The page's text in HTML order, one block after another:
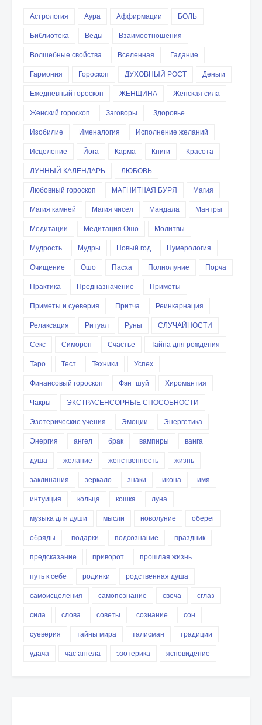
Астрология Аура Аффирмации
БОЛЬ
Библиотека
Веды
Взаимоотношения
Волшебные свойства
Вселенная
Гадание
Гармония
Гороскоп ДУХОВНЫЙ РОСТ
Деньги
Ежедневный гороскоп
ЖЕНЩИНА
Женская сила
Женский гороскоп
Заговоры
Здоровье
Изобилие
Именалогия
Исполнение желаний
Исцеление
Йога Карма Книги
Красота
ЛУННЫЙ КАЛЕНДАРЬ
ЛЮБОВЬ
Любовный гороскоп
МАГНИТНАЯ БУРЯ
Магия
Магия камней
Магия чисел Мандала
Мантры
Медитации
Медитация Ошо
Молитвы
Мудрость
Мудры Новый год
Нумерология
Очищение
Ошо Пасха Полнолуние
Порча
Практика
Предназначение
Приметы
Приметы и суеверия
Притча
Реинкарнация
Релаксация
Ритуал Руны
СЛУЧАЙНОСТИ
Секс
Симорон Счастье
Тайна дня рождения
Таро
Тест Техники
Успех
Финансовый гороскоп
Фэн-шуй
Хиромантия
Чакры
ЭКСТРАСЕНСОРНЫЕ СПОСОБНОСТИ
Эзотерические учения
Эмоции
Энергетика
Энергия
ангел брак вампиры
ванга
душа
желание женственность
жизнь
заклинания
зеркало знаки икона
имя
интуиция
кольца кошка
луна
музыка для души
мысли новолуние
оберег
обряды
подарки подсознание
праздник
предсказание
приворот
прошлая жизнь
путь к себе
родинки
родственная душа
самоисцеления
самопознание свеча
сглаз
сила
слова советы сознание
сон
суеверия
тайны мира талисман
традиции
удача
час ангела эзотерика ясновидение